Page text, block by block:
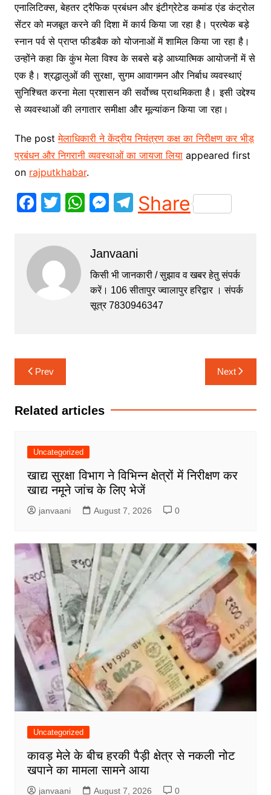
एनालिटिक्स, बेहतर ट्रैफिक प्रबंधन और इंटीग्रेटेड कमांड एंड कंट्रोल
सेंटर को मजबूत करने की दिशा में कार्य किया जा रहा है। प्रत्येक बड़े
स्नान पर्व से प्राप्त फीडबैक को योजनाओं में शामिल किया जा रहा है।
उन्होंने कहा कि कुंभ मेला विश्व के सबसे बड़े आध्यात्मिक आयोजनों में से
एक है। श्रद्धालुओं की सुरक्षा, सुगम आवागमन और निर्बाध व्यवस्थाएं
सुनिश्चित करना मेला प्रशासन की सर्वोच्च प्राथमिकता है। इसी उद्देश्य
से व्यवस्थाओं की लगातार समीक्षा और मूल्यांकन किया जा रहा।
The postमेलाधिकारी ने केंद्रीय नियंत्रण कक्ष का निरीक्षण कर भीड़
प्रबंधन और निगरानी व्यवस्थाओं का जायजा लियाappeared first
on rajputkhabar.
F
c
e
b
o
T
itt
er
W
s
A
p
p
M
s
e
n
T
el
gr
a
m
Share
Janvaani
किसी भी जानकारी / सुझाव व खबर हेतु संपर्क
करें। 106 सीतापुर ज्वालापुर हरिद्वार । संपर्क
सूत्र 7830946347
Post
navigation
Prev Next
Related articles
Uncategorized
खाद्य सुरक्षा विभाग ने विभिन्न क्षेत्रों में निरीक्षण कर
खाद्य नमूने जांच के लिए भेजें
janvaani August 7, 2026 0
Uncategorized
कावड़ मेले के बीच हरकी पैड़ी क्षेत्र से नकली नोट
खपाने का मामला सामने आया
janvaani August 7, 2026 0